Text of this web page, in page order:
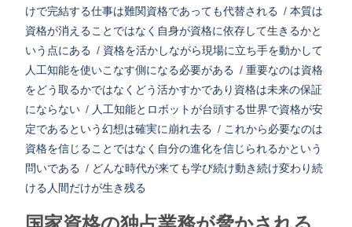
けで完結する仕事は難関資格であっても代替される / 本質は
資格が消えることではなく自身が資格に依存して生きるかと
いう点にある / 資格を活かしながら現場に立ち手を動かして
人工知能を使いこなす側になる必要がある / 重要なのは資格
をどう取るかではなくどう活かすかであり資格は未来の保証
にならない / 人工知能とロボットが台頭する世界で資格が安
定であるという幻想は確実に崩れ去る / これから必要なのは
資格を信じることではなく自分の進化を信じられるかという
問いである / どんな時代が来ても学び続け動き続け変わり続
ける人間だけが生き残る